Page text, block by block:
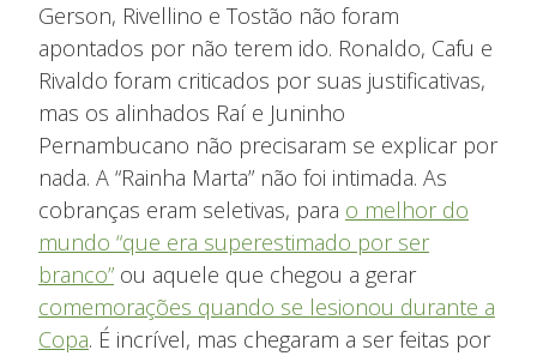
Gerson, Rivellino e Tostão não foram
apontados por não terem ido. Ronaldo, Cafu e
Rivaldo foram criticados por suas justificativas,
mas os alinhados Raí e Juninho
Pernambucano não precisaram se explicar por
nada. A “Rainha Marta” não foi intimada. As
cobranças eram seletivas, para o melhor do
mundo “que era superestimado por ser
branco” ou aquele que chegou a gerar
comemorações quando se lesionou durante a
Copa. É incrível, mas chegaram a ser feitas por